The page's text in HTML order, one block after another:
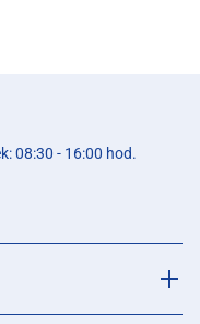
08:30 - 16:00 hod.